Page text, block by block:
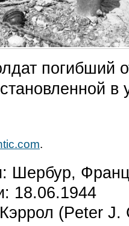
погибший
в
.
Шербур,
18.06.1944
(Peter J.